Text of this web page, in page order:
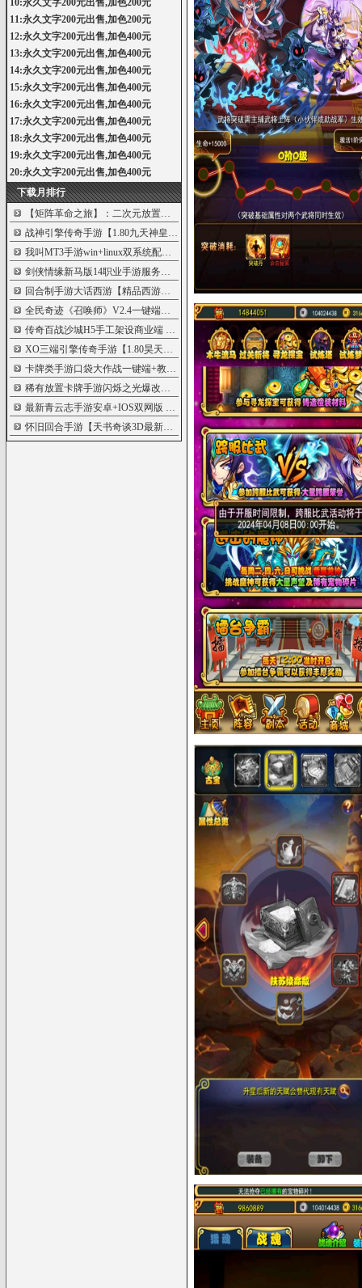
10:永久文字200元出售,加色200元
11:永久文字200元出售,加色200元
12:永久文字200元出售,加色400元
13:永久文字200元出售,加色400元
14:永久文字200元出售,加色400元
15:永久文字200元出售,加色400元
16:永久文字200元出售,加色400元
17:永久文字200元出售,加色400元
18:永久文字200元出售,加色400元
19:永久文字200元出售,加色400元
20:永久文字200元出售,加色400元
下载月排行
【矩阵革命之旅】：二次元放置卡牌游戏
战神引擎传奇手游【1.80九天神皇白猪版】
我叫MT3手游win+linux双系统配合架设版架设
5848
剑侠情缘新马版14职业手游服务端
回合制手游大话西游【精品西游之月下长
5802
全民奇迹《召唤师》V2.4一键端含IOS和安卓
5784
传奇百战沙城H5手工架设商业端5781
XO三端引擎传奇手游【1.80昊天合击打金版
5751
卡牌类手游口袋大作战一键端+教程 5734
稀有放置卡牌手游闪烁之光爆改【矩阵革
5665
最新青云志手游安卓+IOS双网版
怀旧回合手游【天书奇谈3D最新魔改版】
5641